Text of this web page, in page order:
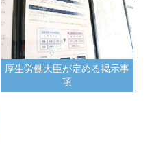
厚生労働大臣が定める掲示事
項